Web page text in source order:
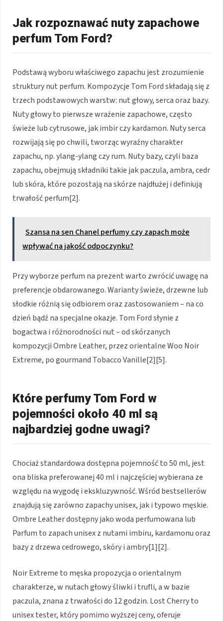
Jak rozpoznawać nuty zapachowe
perfum Tom Ford?
Podstawą wyboru właściwego zapachu jest zrozumienie
struktury nut perfum. Kompozycje Tom Ford składają się z
trzech podstawowych warstw: nut głowy, serca oraz bazy.
Nuty głowy to pierwsze wrażenie zapachowe, często
świeże lub cytrusowe, jak imbir czy kardamon. Nuty serca
rozwijają się po chwili, tworząc wyraźny charakter
zapachu, np. ylang-ylang czy rum. Nuty bazy, czyli baza
zapachu, obejmują składniki takie jak paczula, ambra, cedr
lub skóra, które pozostają na skórze najdłużej i definiują
trwałość perfum[2].
Szansa na sen Chanel perfumy czy zapach może
wpływać na jakość odpoczynku?
Przy wyborze perfum na prezent warto zwrócić uwagę na
preferencje obdarowanego. Warianty świeże, drzewne lub
słodkie różnią się odbiorem oraz zastosowaniem – na co
dzień bądź na specjalne okazje. Tom Ford słynie z
bogactwa i różnorodności nut – od skórzanych
kompozycji Ombre Leather, przez orientalne Woo Noir
Extreme, po gourmand Tobacco Vanille[2][5].
Które perfumy Tom Ford w
pojemności około 40 ml są
najbardziej godne uwagi?
Chociaż standardowa dostępna pojemność to 50 ml, jest
ona bliska preferowanej 40 ml i najczęściej wybierana ze
względu na wygodę i ekskluzywność. Wśród bestsellerów
znajdują się zarówno zapachy unisex, jak i typowo męskie.
Ombre Leather dostępny jako woda perfumowana lub
Parfum to zapach unisex z nutami imbiru, kardamonu oraz
bazy z drzewa cedrowego, skóry i ambry[1][2].
Noir Extreme to męska propozycja o orientalnym
charakterze, w nutach głowy śliwki i trufli, a w bazie
paczula, znana z trwałości do 12 godzin. Lost Cherry to
unisex tester, który pomimo wyższej ceny, oferuje